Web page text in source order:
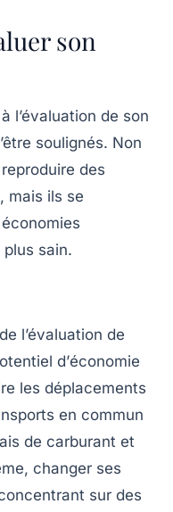
son
l’évaluation de son
soulignés. Non
des
mais ils se
sain.
l’évaluation de
d’économie
les déplacements
en commun
de carburant et
changer ses
sur des